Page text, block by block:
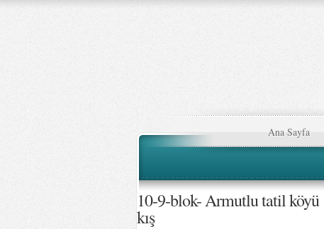
Ana Sayfa
10-9-blok- Armutlu tatil köyü
kış